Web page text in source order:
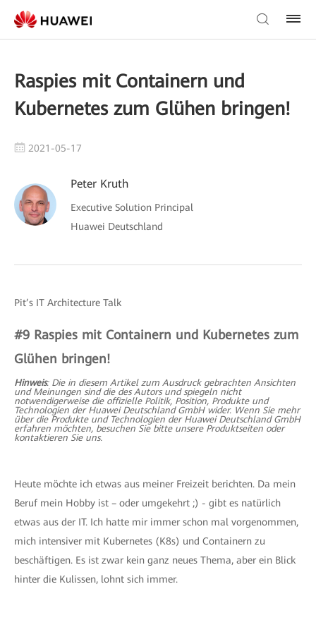
Raspies mit Containern und
Kubernetes zum Glühen bringen!
2021-05-17
Peter Kruth
Executive Solution Principal
Huawei Deutschland
Pit’s IT Architecture Talk
#9 Raspies mit Containern und Kubernetes zum
Glühen bringen!
Hinweis: Die in diesem Artikel zum Ausdruck gebrachten Ansichten
und Meinungen sind die des Autors und spiegeln nicht
notwendigerweise die offizielle Politik, Position, Produkte und
Technologien der Huawei Deutschland GmbH wider. Wenn Sie mehr
über die Produkte und Technologien der Huawei Deutschland GmbH
erfahren möchten, besuchen Sie bitte unsere Produktseiten oder
kontaktieren Sie uns.
Heute möchte ich etwas aus meiner Freizeit berichten. Da mein
Beruf mein Hobby ist – oder umgekehrt ;) - gibt es natürlich
etwas aus der IT. Ich hatte mir immer schon mal vorgenommen,
mich intensiver mit Kubernetes (K8s) und Containern zu
beschäftigen. Es ist zwar kein ganz neues Thema, aber ein Blick
hinter die Kulissen, lohnt sich immer.